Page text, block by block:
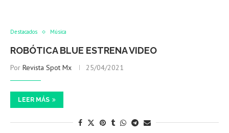
Destacados Música
ROBÓTICA BLUE ESTRENA VIDEO
Por Revista Spot Mx 25/04/2021
LEER MÁS